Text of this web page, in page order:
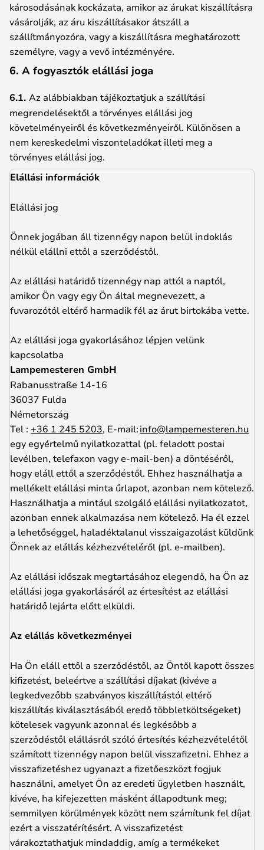
károsodásának kockázata, amikor az árukat kiszállításra
vásárolják, az áru kiszállításakor átszáll a
szállítmányozóra, vagy a kiszállításra meghatározott
személyre, vagy a vevő intézményére.
6. A fogyasztók elállási joga
6.1. Az alábbiakban tájékoztatjuk a szállítási
megrendelésektől a törvényes elállási jog
követelményeiről és következményeiről. Különösen a
nem kereskedelmi viszonteladókat illeti meg a
törvényes elállási jog.
Elállási információk
Elállási jog
Önnek jogában áll tizennégy napon belül indoklás
nélkül elállni ettől a szerződéstől.
Az elállási határidő tizennégy nap attól a naptól,
amikor Ön vagy egy Ön által megnevezett, a
fuvarozótól eltérő harmadik fél az árut birtokába vette.
Az elállási joga gyakorlásához lépjen velünk
kapcsolatba
Lampemesteren GmbH
Rabanusstraße 14-16
36037 Fulda
Németország
Tel : +36 1 245 5203, E-mail:info@lampemesteren.hu
egy egyértelmű nyilatkozattal (pl. feladott postai
levélben, telefaxon vagy e-mail-ben) a döntéséről,
hogy eláll ettől a szerződéstől. Ehhez használhatja a
mellékelt elállási minta űrlapot, azonban nem kötelező.
Használhatja a mintául szolgáló elállási nyilatkozatot,
azonban ennek alkalmazása nem kötelező. Ha él ezzel
a lehetőséggel, haladéktalanul visszaigazolást küldünk
Önnek az elállás kézhezvételéről (pl. e-mailben).
Az elállási időszak megtartásához elegendő, ha Ön az
elállási joga gyakorlásáról az értesítést az elállási
határidő lejárta előtt elküldi.
Az elállás következményei
Ha Ön eláll ettől a szerződéstől, az Öntől kapott összes
kifizetést, beleértve a szállítási díjakat (kivéve a
legkedvezőbb szabványos kiszállítástól eltérő
kiszállítás kiválasztásából eredő többletköltségeket)
kötelesek vagyunk azonnal és legkésőbb a
szerződéstől elállásról szóló értesítés kézhezvételétől
számított tizennégy napon belül visszafizetni. Ehhez a
visszafizetéshez ugyanazt a fizetőeszközt fogjuk
használni, amelyet Ön az eredeti ügyletben használt,
kivéve, ha kifejezetten másként állapodtunk meg;
semmilyen körülmények között nem számítunk fel díjat
ezért a visszatérítésért. A visszafizetést
várakoztathatjuk mindaddig, amíg a termékeket